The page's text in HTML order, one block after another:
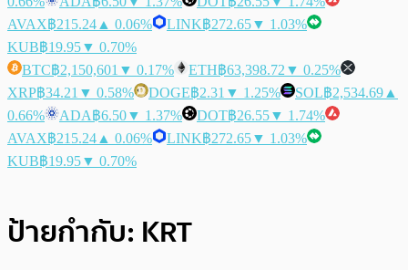
AVAX฿215.24 ▲ 0.06% LINK฿272.65▼ 1.03%
KUB฿19.95▼ 0.70%
BTC฿2,150,601 ▼ 0.17% ETH฿63,398.72 ▼ 0.25%
XRP฿34.21 ▼ 0.58% DOGE฿2.31 ▼ 1.25% SOL฿2,534.69 ▲
0.66%
ADA฿6.50▼ 1.37% DOT฿26.55▼ 1.74%
AVAX฿215.24 ▲ 0.06% LINK฿272.65▼ 1.03%
KUB฿19.95▼ 0.70%
ป้ายกำกับ: KRT